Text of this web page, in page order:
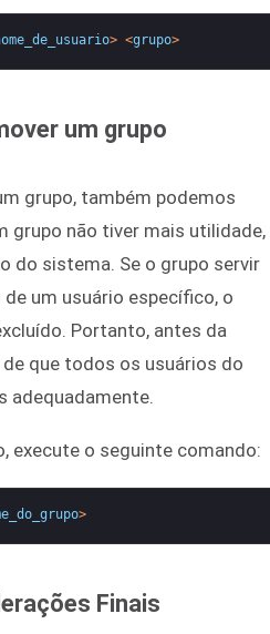
> <grupo>
um grupo
grupo, também podemos
grupo não tiver mais utilidade,
do sistema. Se o grupo servir
um usuário específico, o
Portanto, antes da
que todos os usuários do
adequadamente.
execute o seguinte comando:
>
Finais